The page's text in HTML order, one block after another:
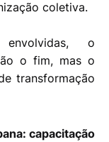
coletiva.
o
o fim, mas o
transformação
capacitação